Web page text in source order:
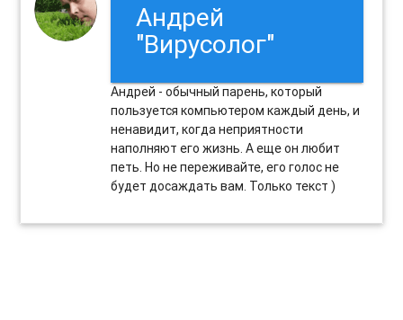
Андрей
"Вирусолог"
Андрей - обычный парень, который
пользуется компьютером каждый день, и
ненавидит, когда неприятности
наполняют его жизнь. А еще он любит
петь. Но не переживайте, его голос не
будет досаждать вам. Только текст )